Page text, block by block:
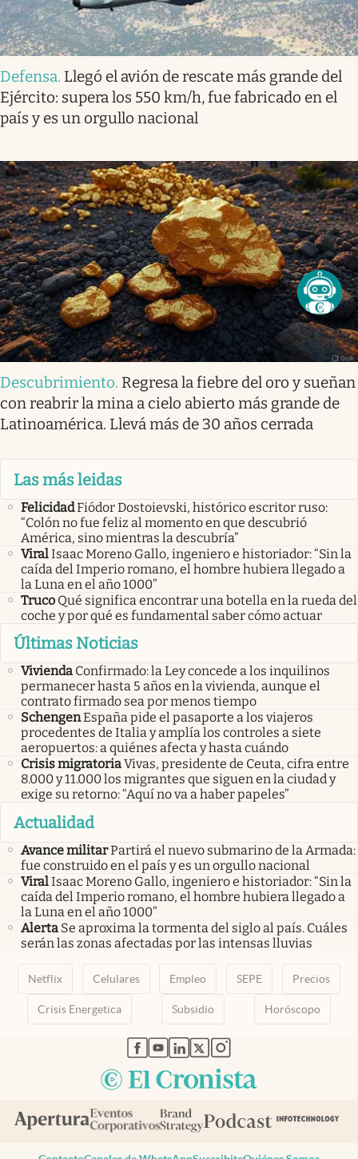
Defensa. Llegó el avión de rescate más grande del
Ejército: supera los 550 km/h, fue fabricado en el
país y es un orgullo nacional
Descubrimiento. Regresa la fiebre del oro y sueñan
con reabrir la mina a cielo abierto más grande de
Latinoamérica. Llevá más de 30 años cerrada
Las más leidas
FelicidadFiódor Dostoievski, histórico escritor ruso:
“Colón no fue feliz al momento en que descubrió
América, sino mientras la descubría”
ViralIsaac Moreno Gallo, ingeniero e historiador: “Sin la
caída del Imperio romano, el hombre hubiera llegado a
la Luna en el año 1000”
Truco Qué significa encontrar una botella en la rueda del
coche y por qué es fundamental saber cómo actuar
Últimas Noticias
Vivienda Confirmado: la Ley concede a los inquilinos
permanecer hasta 5 años en la vivienda, aunque el
contrato firmado sea por menos tiempo
SchengenEspaña pide el pasaporte a los viajeros
procedentes de Italia y amplía los controles a siete
aeropuertos: a quiénes afecta y hasta cuándo
Crisis migratoriaVivas, presidente de Ceuta, cifra entre
8.000 y 11.000 los migrantes que siguen en la ciudad y
exige su retorno: “Aquí no va a haber papeles”
Actualidad
Avance militarPartirá el nuevo submarino de la Armada:
fue construido en el país y es un orgullo nacional
ViralIsaac Moreno Gallo, ingeniero e historiador: “Sin la
caída del Imperio romano, el hombre hubiera llegado a
la Luna en el año 1000”
Alerta Se aproxima la tormenta del siglo al país. Cuáles
serán las zonas afectadas por las intensas lluvias
Netflix Celulares Empleo SEPE Precios
Crisis Energetica Subsidio Horóscopo
abre en nueva pestaña
abre en nueva pestaña
abre en nueva pestaña
abre en nueva pestaña
abre en nueva pestaña